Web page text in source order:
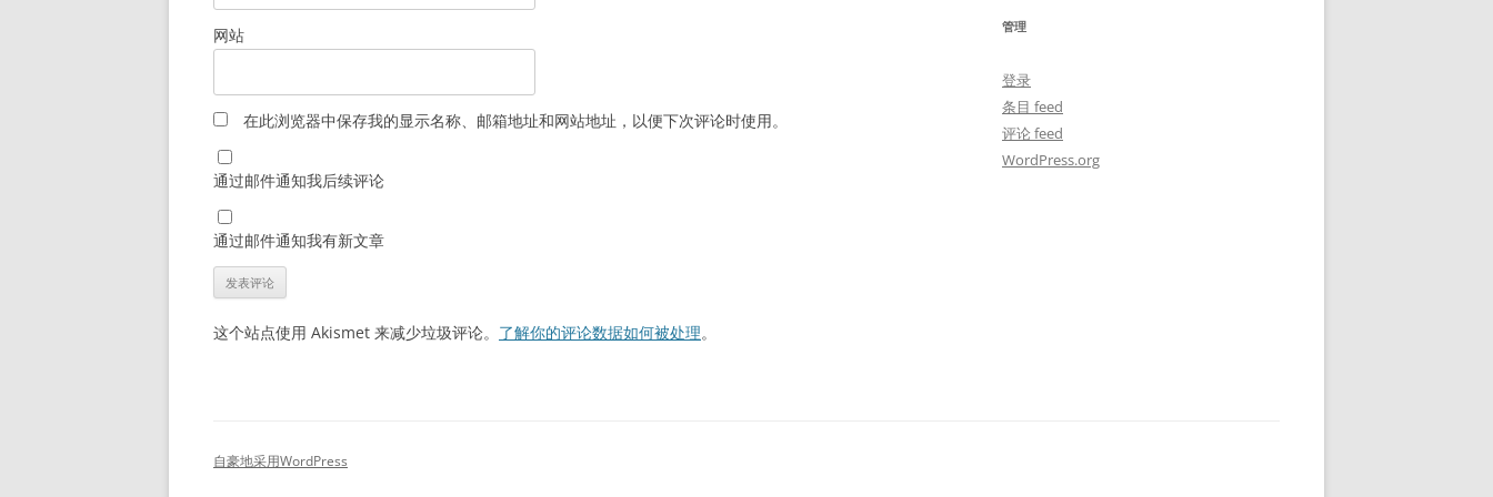
网站
在此浏览器中保存我的显示名称、邮箱地址和网站地址，以便下次评论时使用。
通过邮件通知我后续评论
通过邮件通知我有新文章
这个站点使用 Akismet 来减少垃圾评论。 了解你的评论数据如何被处理。
管理
登录
条目 feed
评论 feed
WordPress.org
自豪地采用WordPress